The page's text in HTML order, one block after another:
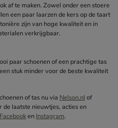
af te maken. Zowel onder een stoere
een paar laarzen de kers op de taart
zijn van hoge kwaliteit en in
verkrijgbaar.
paar schoenen of een prachtige tas
stuk minder voor de beste kwaliteit
of tas nu via Nelson.nl of
de laatste nieuwtjes, acties en
Facebooken Instagram.